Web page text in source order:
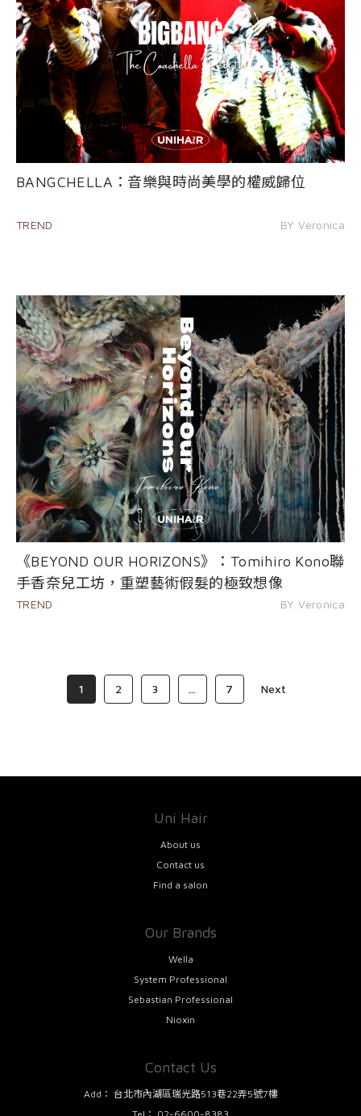
BANGCHELLA：音樂與時尚美學的權威歸位
TREND BY Veronica
《BEYOND OUR HORIZONS》：Tomihiro Kono聯
手香奈兒工坊，重塑藝術假髮的極致想像
TREND BY Veronica
1 2 3 ... 7 Next
Uni Hair
About us
Contact us
Find a salon
Our Brands
Wella
System Professional
Sebastian Professional
Nioxin
Contact Us
Add： 台北市內湖區瑞光路513巷22弄5號7樓